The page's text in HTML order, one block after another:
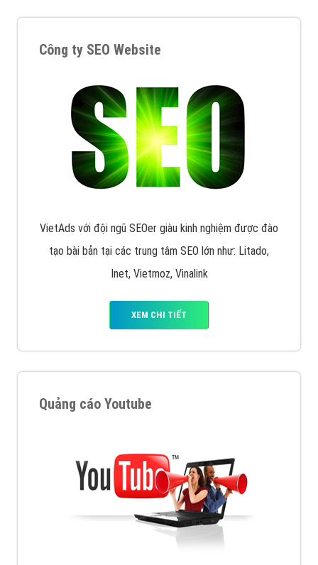
Công ty SEO Website
VietAds với đội ngũ SEOer giàu kinh nghiệm được đào
tạo bài bản tại các trung tâm SEO lớn như: Litado,
Inet, Vietmoz, Vinalink
XEM CHI TIẾT
Quảng cáo Youtube